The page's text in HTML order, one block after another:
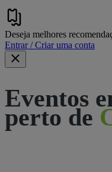
Deseja melhores
Entrar / Criar uma conta
Eventos
perto de